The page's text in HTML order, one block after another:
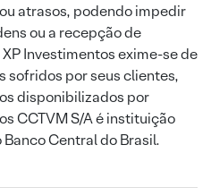
atrasos, podendo impedir
ou a recepção de
Investimentos exime-se de
sofridos por seus clientes,
disponibilizados por
CCTVM S/A é instituição
Central do Brasil.